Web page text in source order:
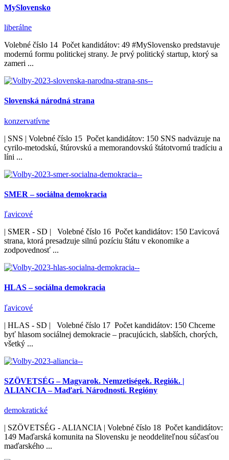
MySlovensko
liberálne
Volebné číslo 14 Počet kandidátov: 49 #MySlovensko predstavuje
modernú formu politickej strany. Je prvý politický startup, ktorý sa
zameri ...
Slovenská národná strana
konzervatívne
| SNS | Volebné číslo 15 Počet kandidátov: 150 SNS nadväzuje na
cyrilo-metodskú, štúrovskú a memorandovskú štátotvornú tradíciu a
líni ...
SMER – sociálna demokracia
ľavicové
| SMER - SD | Volebné číslo 16 Počet kandidátov: 150 Ľavicová
strana, ktorá presadzuje silnú pozíciu štátu v ekonomike a
zodpovednosť ...
HLAS – sociálna demokracia
ľavicové
| HLAS - SD | Volebné číslo 17 Počet kandidátov: 150 Chceme
byť hlasom sociálnej demokracie – pracujúcich, slabších, chorých,
všetký ...
SZÖVETSÉG – Magyarok. Nemzetiségek. Regiók. |
ALIANCIA – Maďari. Národnosti. Regióny
demokratické
| SZÖVETSÉG - ALIANCIA | Volebné číslo 18 Počet kandidátov:
149 Maďarská komunita na Slovensku je neoddeliteľnou súčasťou
maďarského ...